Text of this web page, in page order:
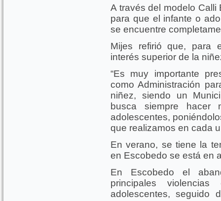
A través del modelo
para que el infante o
se encuentre
Mijes refirió que, para
interés superior de la
“Es muy importante
como Administración
niñez, siendo un
busca siempre
adolescentes,
que realizamos en cada
En verano, se tiene la
en Escobedo se está en
En Escobedo el
principales
adolescentes, seguido